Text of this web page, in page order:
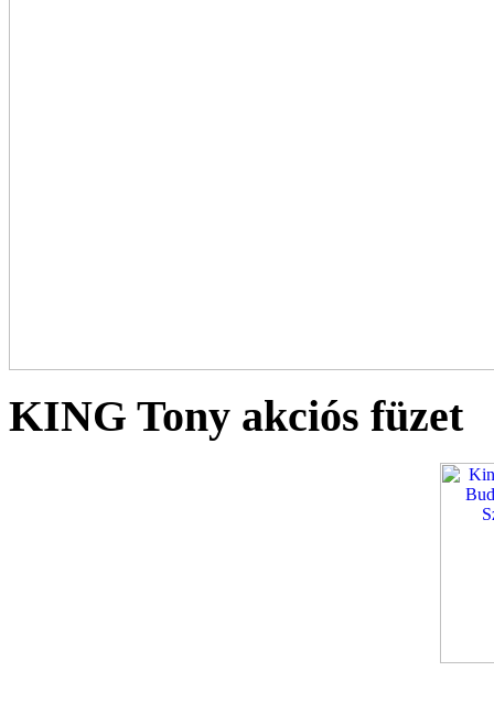
KING Tony akciós füzet